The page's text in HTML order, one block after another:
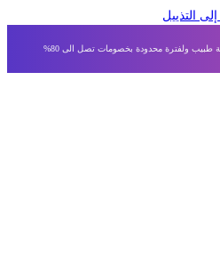
محدودة بخصومات تصل الى 80%